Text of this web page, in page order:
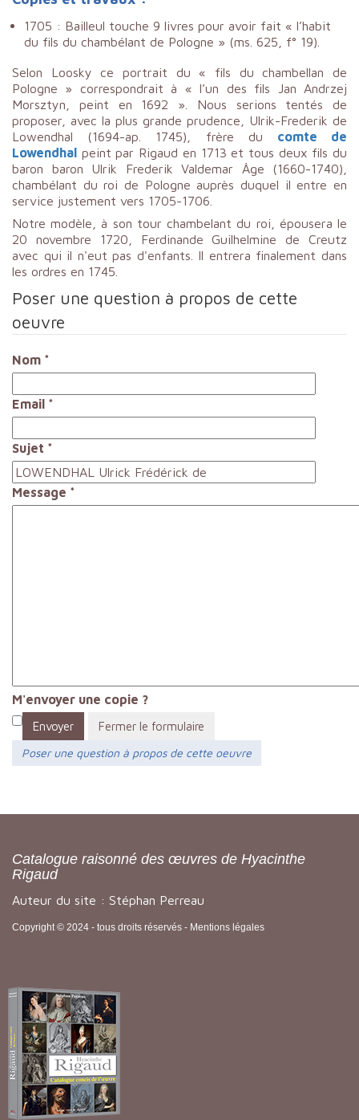
1705 : Bailleul touche 9 livres pour avoir fait « l’habit
du fils du chambélant de Pologne » (ms. 625, f° 19).
Selon Loosky ce portrait du « fils du chambellan de
Pologne » correspondrait à « l’un des fils Jan Andrzej
Morsztyn, peint en 1692 ». Nous serions tentés de
proposer, avec la plus grande prudence, Ulrik-Frederik de
Lowendhal (1694-ap. 1745), frère du comte de
Lowendhal peint par Rigaud en 1713 et tous deux fils du
baron baron Ulrik Frederik Valdemar Âge (1660-1740),
chambélant du roi de Pologne auprès duquel il entre en
service justement vers 1705-1706.
Notre modèle, à son tour chambelant du roi, épousera le
20 novembre 1720, Ferdinande Guilhelmine de Creutz
avec qui il n'eut pas d'enfants. Il entrera finalement dans
les ordres en 1745.
Poser une question à propos de cette
oeuvre
Nom *
Email *
Sujet *
Message *
M'envoyer une copie ?
Envoyer
Fermer le formulaire
Poser une question à propos de cette oeuvre
Catalogue raisonné des œuvres de Hyacinthe
Rigaud
Auteur du site : Stéphan Perreau
Copyright © 2024 - tous droits réservés - Mentions légales